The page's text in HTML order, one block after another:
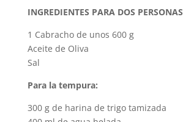
INGREDIENTES PARA DOS PERSONAS
1 Cabracho de unos 600 g
Aceite de Oliva
Sal
Para la tempura:
300 g de harina de trigo tamizada